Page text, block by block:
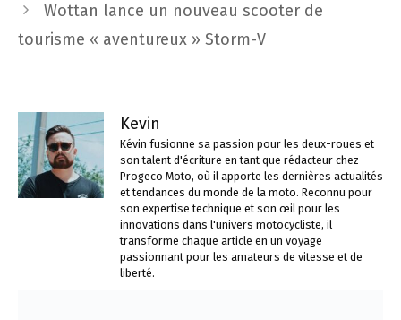
Wottan lance un nouveau scooter de
tourisme « aventureux » Storm-V
Kevin
Kévin fusionne sa passion pour les deux-roues et
son talent d'écriture en tant que rédacteur chez
Progeco Moto, où il apporte les dernières actualités
et tendances du monde de la moto. Reconnu pour
son expertise technique et son œil pour les
innovations dans l'univers motocycliste, il
transforme chaque article en un voyage
passionnant pour les amateurs de vitesse et de
liberté.